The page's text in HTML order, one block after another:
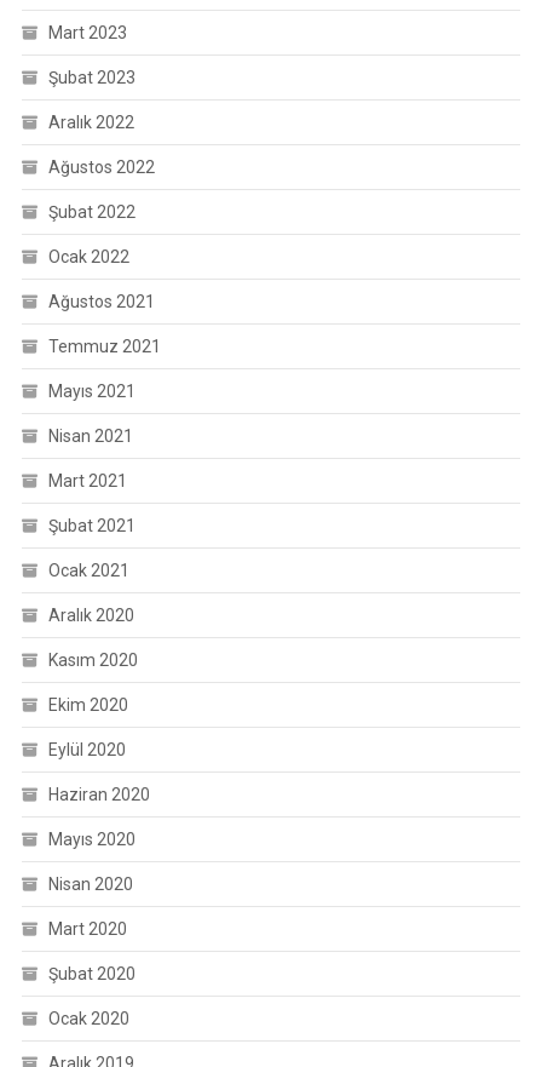
Mart 2023
Şubat 2023
Aralık 2022
Ağustos 2022
Şubat 2022
Ocak 2022
Ağustos 2021
Temmuz 2021
Mayıs 2021
Nisan 2021
Mart 2021
Şubat 2021
Ocak 2021
Aralık 2020
Kasım 2020
Ekim 2020
Eylül 2020
Haziran 2020
Mayıs 2020
Nisan 2020
Mart 2020
Şubat 2020
Ocak 2020